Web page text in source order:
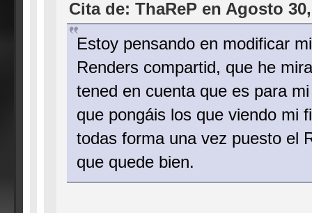
Cita de: ThaReP en Agosto
Estoy pensando en modificar
Renders compartid, que he
tened en cuenta que es para
que pongáis los que viendo mi
todas forma una vez puesto el
que quede bien.